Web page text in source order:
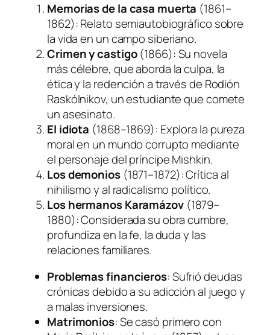
Memorias de la casa muerta (1861–
1862): Relato semiautobiográfico sobre
la vida en un campo siberiano.
Crimen y castigo(1866): Su novela
más célebre, que aborda la culpa, la
ética y la redención a través de Rodión
Raskólnikov, un estudiante que comete
un asesinato.
El idiota (1868–1869): Explora la pureza
moral en un mundo corrupto mediante
el personaje del príncipe Mishkin.
Los demonios(1871–1872): Crítica al
nihilismo y al radicalismo político.
Los hermanos Karamázov(1879–
1880): Considerada su obra cumbre,
profundiza en la fe, la duda y las
relaciones familiares.
Problemas financieros: Sufrió deudas
crónicas debido a su adicción al juego y
a malas inversiones.
Matrimonios: Se casó primero con